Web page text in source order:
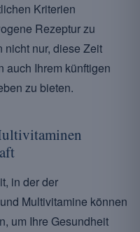
Kriterien
Rezeptur zu
nicht nur, diese Zeit
auch Ihrem künftigen
zu bieten.
in der der
Multivitamine können
um Ihre Gesundheit